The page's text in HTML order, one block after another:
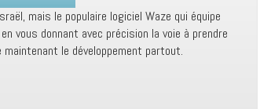
mais le populaire logiciel Waze qui équipe
vous donnant avec précision la voie à prendre
le développement partout.